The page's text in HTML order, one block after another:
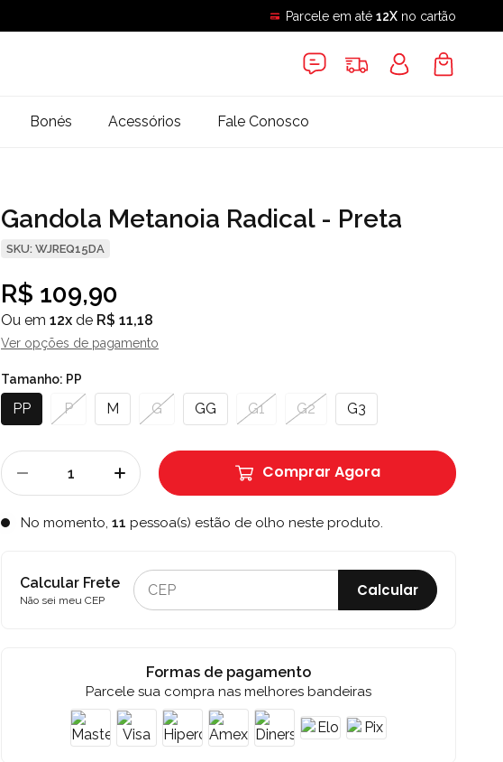
Parcele em até 12X no cartão
Bonés Acessórios Fale Conosco
Gandola Metanoia Radical - Preta
SKU: WJREQ15DA
R$ 109,90
Ou em 12x de R$ 11,18
Ver opções de pagamento
Tamanho: PP
PP P M G GG G1 G2 G3
Comprar Agora
No momento, 11 pessoa(s) estão de olho neste produto.
Calcular Frete
Não sei meu CEP
Calcular
Formas de pagamento
Parcele sua compra nas melhores bandeiras